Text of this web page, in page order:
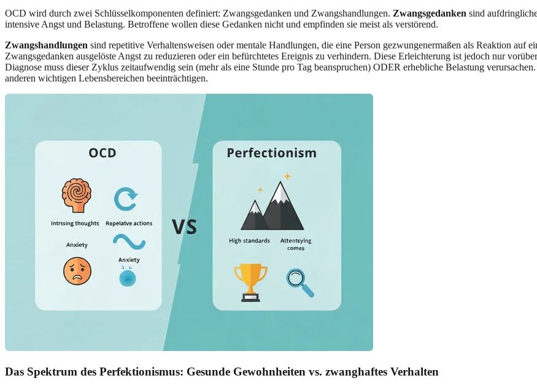
OCD wird durch zwei Schlüsselkomponenten definiert: Zwangsgedanken und Zwangshandlungen. Zwangsgedanken sind
intensive Angst und Belastung. Betroffene wollen diese Gedanken nicht und empfinden sie meist als verstörend.
Zwangshandlungen sind repetitive Verhaltensweisen oder mentale Handlungen, die eine Person gezwungenermaßen als Reaktion auf
Zwangsgedanken ausgelöste Angst zu reduzieren oder ein befürchtetes Ereignis zu verhindern. Diese Erleichterung ist jedoch nur
Diagnose muss dieser Zyklus zeitaufwendig sein (mehr als eine Stunde pro Tag beanspruchen) ODER erhebliche Belastung
anderen wichtigen Lebensbereichen beeinträchtigen.
Das Spektrum des Perfektionismus: Gesunde Gewohnheiten vs. zwanghaftes Verhalten